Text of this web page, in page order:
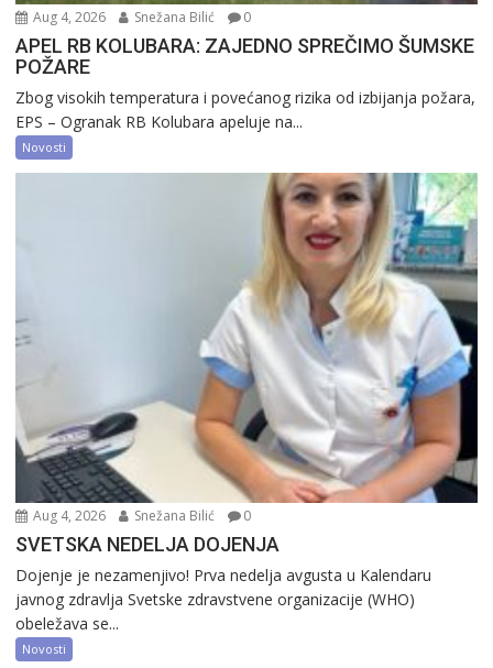
Aug 4, 2026 Snežana Bilić 0
APEL RB KOLUBARA: ZAJEDNO SPREČIMO ŠUMSKE
POŽARE
Zbog visokih temperatura i povećanog rizika od izbijanja požara,
EPS – Ogranak RB Kolubara apeluje na...
Novosti
Aug 4, 2026 Snežana Bilić 0
SVETSKA NEDELJA DOJENJA
Dojenje je nezamenjivo! Prva nedelja avgusta u Kalendaru
javnog zdravlja Svetske zdravstvene organizacije (WHO)
obeležava se...
Novosti